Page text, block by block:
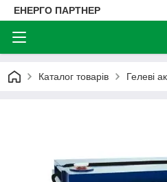
ЕНЕРГО ПАРТНЕР
Каталог товарів Гелеві